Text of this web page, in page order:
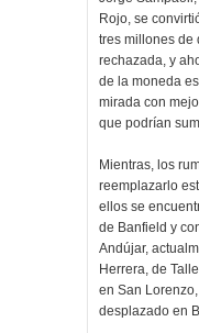
Rojo, se
tres millones de
rechazada, y
de la moneda
mirada con
que podrían
Mientras, los
reemplazarlo
ellos se
de Banfield y
Andújar,
Herrera, de
en San
desplazado en